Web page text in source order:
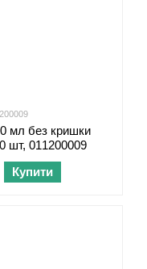
мл без кришки
шт, 011200009
Купити